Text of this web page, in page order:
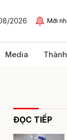
2026 Mới
Media
ĐỌC TIẾP